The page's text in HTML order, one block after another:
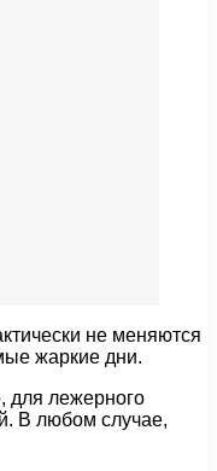
не меняются
жаркие дни.
для лежерного
В любом случае,